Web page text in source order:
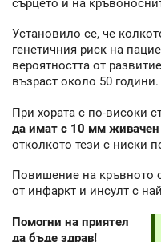
сърцето и на
Установило се, че
генетичния риск на
вероятността от
възраст около 50 години.
При хората с по-високи
да имат с 10 мм живачен
отколкото тези с ниски
Повишение на кръвното
от инфаркт и инсулт с
Помогни на приятел
да бъде здрав!